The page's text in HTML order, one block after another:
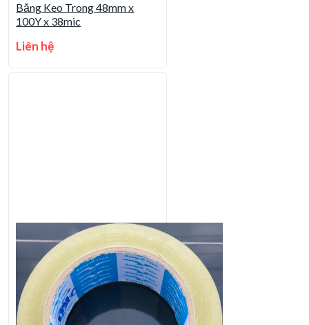
Băng Keo Trong 48mm x
100Y x 38mic
Liên hệ